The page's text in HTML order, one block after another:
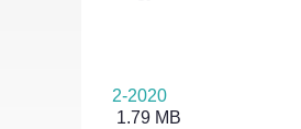
2-2020
1.79 MB